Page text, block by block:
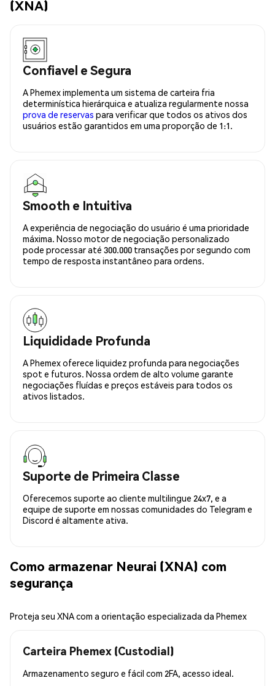
(XNA)
Confiavel e Segura
A Phemex implementa um sistema de carteira fria
determinística hierárquica e atualiza regularmente nossa
prova de reservas para verificar que todos os ativos dos
usuários estão garantidos em uma proporção de 1:1.
Smooth e Intuitiva
A experiência de negociação do usuário é uma prioridade
máxima. Nosso motor de negociação personalizado
pode processar até 300.000 transações por segundo com
tempo de resposta instantâneo para ordens.
Liquididade Profunda
A Phemex oferece liquidez profunda para negociações
spot e futuros. Nossa ordem de alto volume garante
negociações fluídas e preços estáveis para todos os
ativos listados.
Suporte de Primeira Classe
Oferecemos suporte ao cliente multilingue 24x7, e a
equipe de suporte em nossas comunidades do Telegram e
Discord é altamente ativa.
Como armazenar Neurai (XNA) com
segurança
Proteja seu XNA com a orientação especializada da Phemex
Carteira Phemex (Custodial)
Armazenamento seguro e fácil com 2FA, acesso ideal.